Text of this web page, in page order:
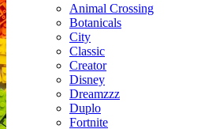
Animal Crossing
Botanicals
City
Classic
Creator
Disney
Dreamzzz
Duplo
Fortnite